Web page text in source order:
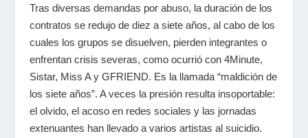
Tras diversas demandas por abuso, la duración de los
contratos se redujo de diez a siete años, al cabo de los
cuales los grupos se disuelven, pierden integrantes o
enfrentan crisis severas, como ocurrió con 4Minute,
Sistar, Miss A y GFRIEND. Es la llamada “maldición de
los siete años”. A veces la presión resulta insoportable:
el olvido, el acoso en redes sociales y las jornadas
extenuantes han llevado a varios artistas al suicidio.